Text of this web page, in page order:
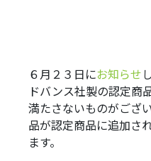
６月２３日にお知らせ
ドバンス社製の認定商
満たさないものがござ
品が認定商品に追加さ
ます。